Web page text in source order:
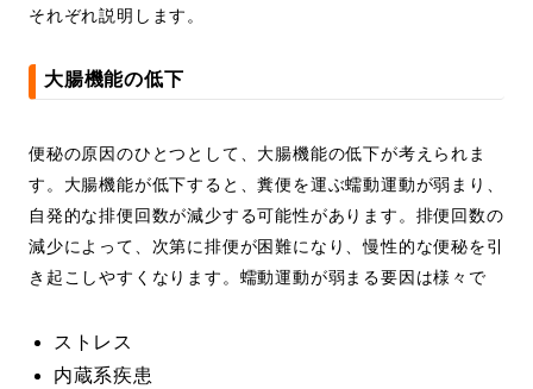
それぞれ説明します。
大腸機能の低下
便秘の原因のひとつとして、大腸機能の低下が考えられま
す。大腸機能が低下すると、糞便を運ぶ蠕動運動が弱まり、
自発的な排便回数が減少する可能性があります。排便回数の
減少によって、次第に排便が困難になり、慢性的な便秘を引
き起こしやすくなります。蠕動運動が弱まる要因は様々で
ストレス
内蔵系疾患